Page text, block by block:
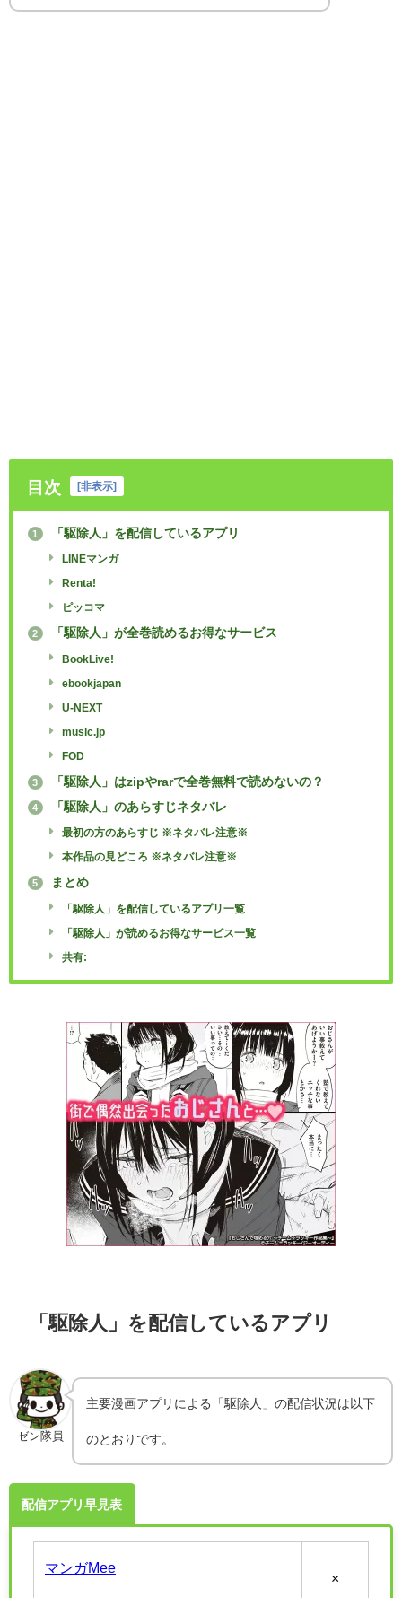
目次 [非表示]
1 「駆除人」を配信しているアプリ
LINEマンガ
Renta!
ピッコマ
2 「駆除人」が全巻読めるお得なサービス
BookLive!
ebookjapan
U-NEXT
music.jp
FOD
3 「駆除人」はzipやrarで全巻無料で読めないの？
4 「駆除人」のあらすじネタバレ
最初の方のあらすじ ※ネタバレ注意※
本作品の見どころ ※ネタバレ注意※
5 まとめ
「駆除人」を配信しているアプリ一覧
「駆除人」が読めるお得なサービス一覧
共有:
「駆除人」を配信しているアプリ
ゼン隊員
主要漫画アプリによる「駆除人」の配信状況は以下
のとおりです。
配信アプリ早見表
マンガMee
×